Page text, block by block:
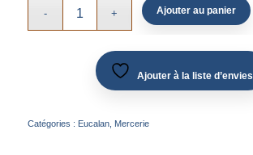
Ajouter au panier
Ajouter à la liste d’envies
Catégories : Eucalan, Mercerie